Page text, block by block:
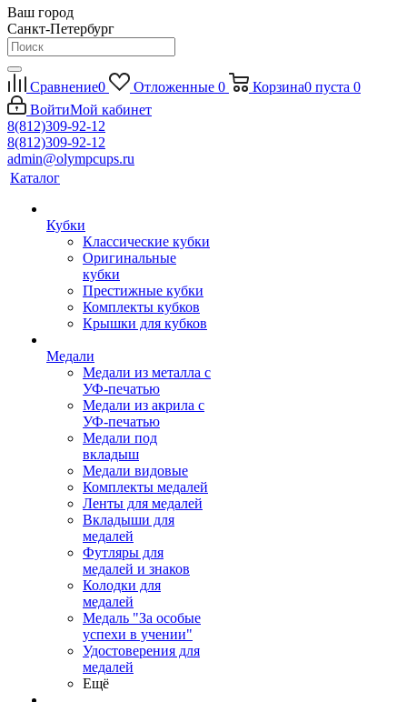
Ваш город
Санкт-Петербург
Сравнение0 Отложенные 0 Корзина0 пуста 0
ВойтиМой кабинет
8(812)309-92-12
8(812)309-92-12
admin@olympcups.ru
Каталог
Кубки
Классические кубки
Оригинальные
кубки
Престижные кубки
Комплекты кубков
Крышки для кубков
Медали
Медали из металла с
УФ-печатью
Медали из акрила с
УФ-печатью
Медали под
вкладыш
Медали видовые
Комплекты медалей
Ленты для медалей
Вкладыши для
медалей
Футляры для
медалей и знаков
Колодки для
медалей
Медаль "За особые
успехи в учении"
Удостоверения для
медалей
Ещё